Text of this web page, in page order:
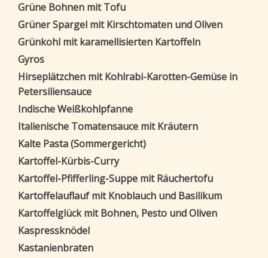
Grüne Bohnen mit Tofu
Grüner Spargel mit Kirschtomaten und Oliven
Grünkohl mit karamellisierten Kartoffeln
Gyros
Hirseplätzchen mit Kohlrabi-Karotten-Gemüse in
Petersiliensauce
Indische Weißkohlpfanne
Italienische Tomatensauce mit Kräutern
Kalte Pasta (Sommergericht)
Kartoffel-Kürbis-Curry
Kartoffel-Pfifferling-Suppe mit Räuchertofu
Kartoffelauflauf mit Knoblauch und Basilikum
Kartoffelglück mit Bohnen, Pesto und Oliven
Kaspressknödel
Kastanienbraten